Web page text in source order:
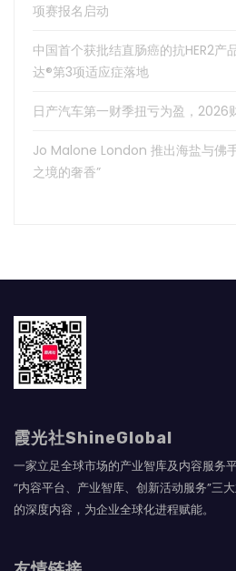
项赛报名启动
中国首个获批结直肠癌的抗HER2产
达®第3项适应症落地
日产汽车第一财季扭亏为盈，2026
Jo Malone London 推出海盐与佛
之境的奢香”
霞光社ShineGlobal
一家立足全球市场的产业智库及内容服务
“内容平台、产业智库、创新活动服务”三
的深度内容，为企业全球化进程赋能。